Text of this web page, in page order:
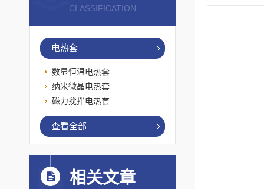
CLASSIFICATION
电热套
数显恒温电热套
纳米微晶电热套
磁力搅拌电热套
查看全部
相关文章